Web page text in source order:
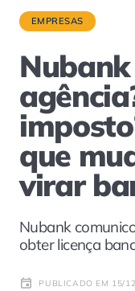
EMPRESAS
que
virar
Nubank
obter licença
PUBLICADO EM 15/